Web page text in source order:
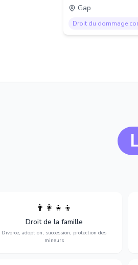
Gap
Droit du dommage
👨‍👩‍👧‍👦
Droit de la famille
Divorce, adoption, succession, protection des
mineurs
succession et protection des personnes
vulnérables.